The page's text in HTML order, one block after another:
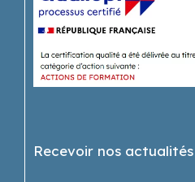
Recevoir nos actualités